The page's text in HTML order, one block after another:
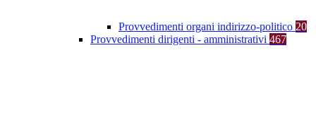
Provvedimenti organi indirizzo-politico 20
Provvedimenti dirigenti - amministrativi 467